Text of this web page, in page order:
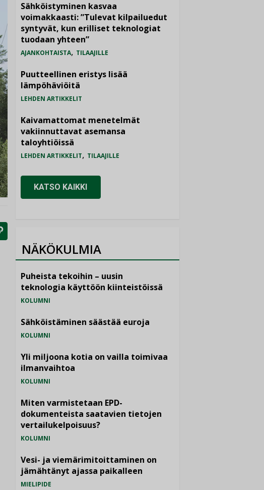
KOPIOI
LINKKI
Sähköistyminen kasvaa
voimakkaasti: ”Tulevat kilpailuedut
syntyvät, kun erilliset teknologiat
tuodaan yhteen”
AJANKOHTAISTA, TILAAJILLE
Puutteellinen eristys lisää
lämpöhäviöitä
LEHDEN ARTIKKELIT
Kaivamattomat menetelmät
vakiinnuttavat asemansa
taloyhtiöissä
LEHDEN ARTIKKELIT, TILAAJILLE
KATSO KAIKKI
NÄKÖKULMIA
Puheista tekoihin – uusin
teknologia käyttöön kiinteistöissä
KOLUMNI
Sähköistäminen säästää euroja
KOLUMNI
Yli miljoona kotia on vailla toimivaa
ilmanvaihtoa
KOLUMNI
Miten varmistetaan EPD-
dokumenteista saatavien tietojen
vertailukelpoisuus?
KOLUMNI
Vesi- ja viemärimitoittaminen on
jämähtänyt ajassa paikalleen
MIELIPIDE